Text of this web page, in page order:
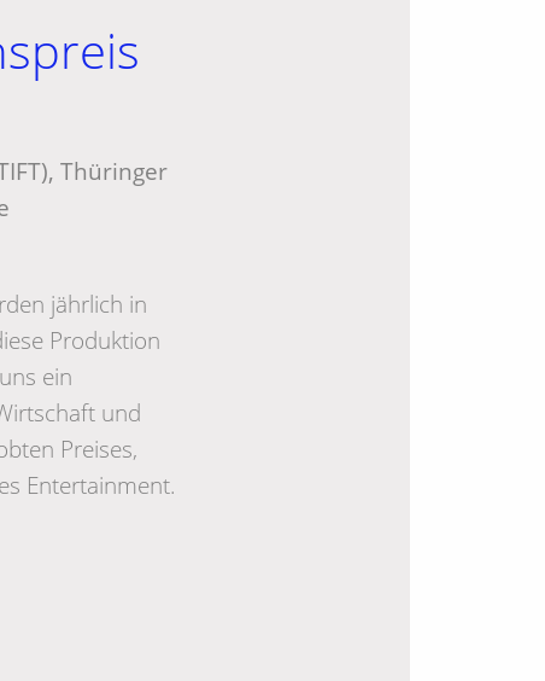
Thüringer
jährlich in
Produktion
ein
und
Preises,
Entertainment.